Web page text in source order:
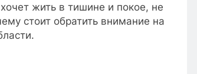
жить в тишине и покое, не
стоит обратить внимание на